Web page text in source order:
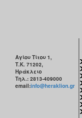
Αγίου Τίτου 1,
Τ.Κ. 71202,
Ηράκλειο
Τηλ.: 2813-409000
email:info@heraklion.gr